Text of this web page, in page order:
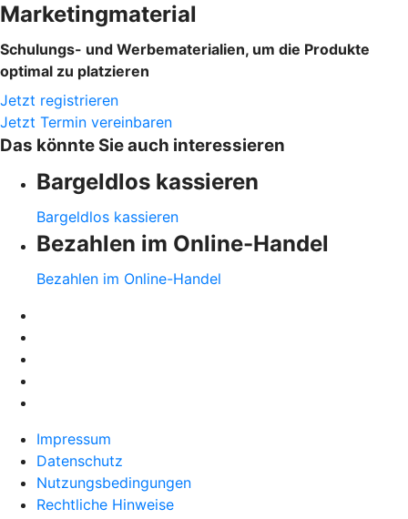
Marketingmaterial
Schulungs- und Werbematerialien, um die Produkte
optimal zu platzieren
Jetzt registrieren
Jetzt Termin vereinbaren
Das könnte Sie auch interessieren
Bargeldlos kassieren
Bargeldlos kassieren
Bezahlen im Online-Handel
Bezahlen im Online-Handel
Impressum
Datenschutz
Nutzungsbedingungen
Rechtliche Hinweise